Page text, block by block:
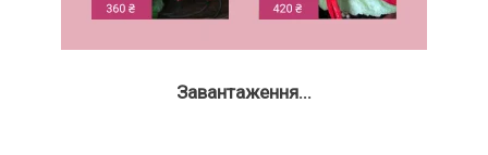
Завантаження...